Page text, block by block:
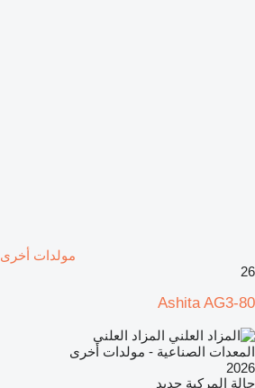
مولدات أخرى Ashita AG3-80
26
Ashita AG3-80
المزاد العلني
المعدات الصناعية - مولدات أخرى
2026
حالة المركبة جديد